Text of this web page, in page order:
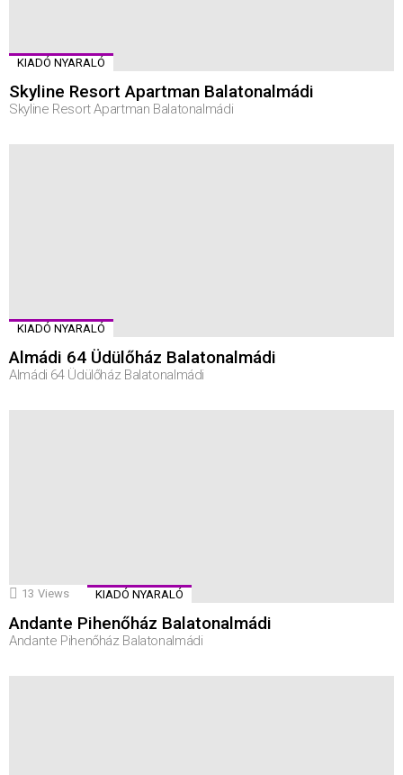
KIADÓ NYARALÓ
Skyline Resort Apartman Balatonalmádi
Skyline Resort Apartman Balatonalmádi
KIADÓ NYARALÓ
Almádi 64 Üdülőház Balatonalmádi
Almádi 64 Üdülőház Balatonalmádi
13 Views KIADÓ NYARALÓ
Andante Pihenőház Balatonalmádi
Andante Pihenőház Balatonalmádi